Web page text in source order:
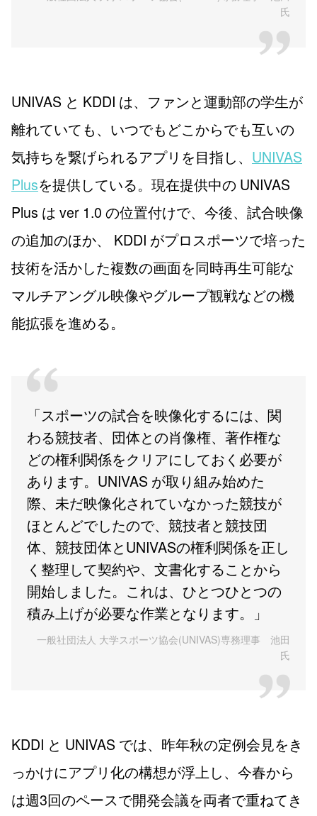
氏
UNIVAS と KDDI は、ファンと運動部の学生が
離れていても、いつでもどこからでも互いの
気持ちを繋げられるアプリを目指し、 UNIVAS
Plusを提供している。現在提供中の UNIVAS
Plus は ver 1.0 の位置付けで、今後、試合映像
の追加のほか、 KDDI がプロスポーツで培った
技術を活かした複数の画面を同時再生可能な
マルチアングル映像やグループ観戦などの機
能拡張を進める。
「スポーツの試合を映像化するには、関
わる競技者、団体との肖像権、著作権な
どの権利関係をクリアにしておく必要が
あります。UNIVAS が取り組み始めた
際、未だ映像化されていなかった競技が
ほとんどでしたので、競技者と競技団
体、競技団体とUNIVASの権利関係を正し
く整理して契約や、文書化することから
開始しました。これは、ひとつひとつの
積み上げが必要な作業となります。」
一般社団法人 大学スポーツ協会(UNIVAS)専務理事 池田
氏
KDDI と UNIVAS では、昨年秋の定例会見をき
っかけにアプリ化の構想が浮上し、今春から
は週3回のペースで開発会議を両者で重ねてき